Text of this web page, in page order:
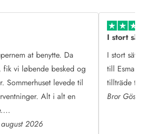
at benytte. Da
vi løbende besked og
Sommerhuset levede til
Alt i alt en
2026
I stort
I stort
till
tillträde
Bror